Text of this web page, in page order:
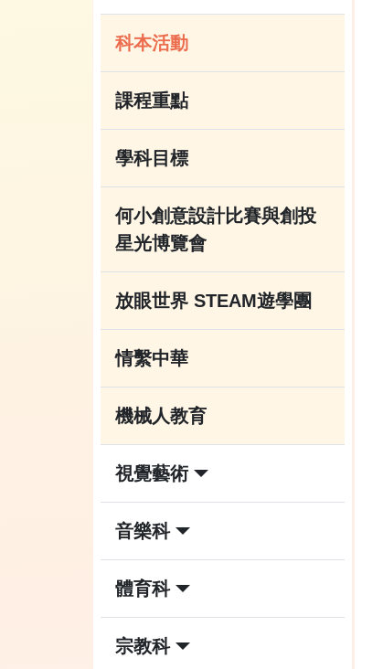
科本活動
課程重點
學科目標
何小創意設計比賽與創投
星光博覽會
放眼世界 STEAM遊學團
情繫中華
機械人教育
視覺藝術
音樂科
體育科
宗教科